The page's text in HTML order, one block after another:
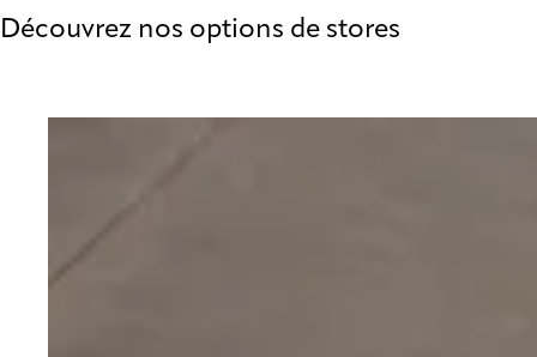
Découvrez nos options de stores